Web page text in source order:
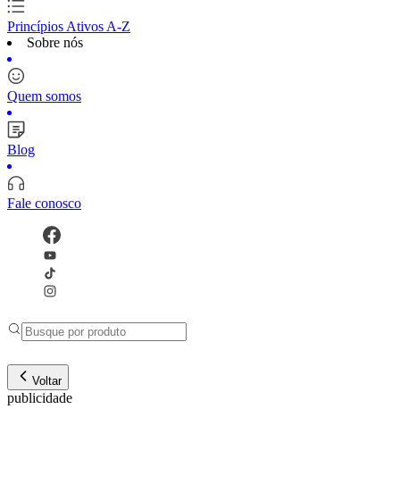
Princípios Ativos A-Z
Sobre nós
Quem somos
Blog
Fale conosco
Voltar
publicidade